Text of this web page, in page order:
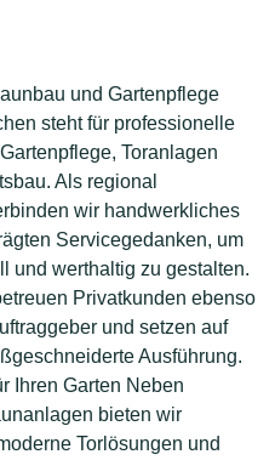
und Gartenpflege
steht für professionelle
Toranlagen
Als regional
wir handwerkliches
Servicegedanken, um
und werthaltig zu gestalten.
Privatkunden ebenso
und setzen auf
Ausführung.
Ihren Garten Neben
bieten wir
Torlösungen und